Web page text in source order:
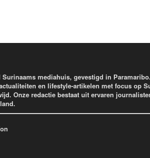
mediahuis, gevestigd in
en lifestyle-artikelen met focus op
Onze redactie bestaat uit ervaren